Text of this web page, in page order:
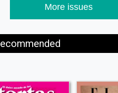
More issues